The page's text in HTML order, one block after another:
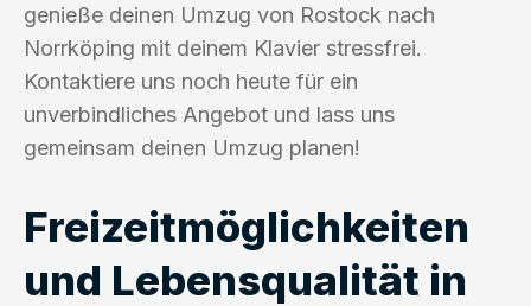
genieße deinen Umzug von Rostock nach
Norrköping mit deinem Klavier stressfrei.
Kontaktiere uns noch heute für ein
unverbindliches Angebot und lass uns
gemeinsam deinen Umzug planen!
Freizeitmöglichkeiten
und Lebensqualität in